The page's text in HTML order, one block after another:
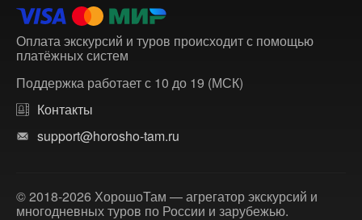
Оплата экскурсий и туров происходит с помощью
платёжных систем
Поддержка работает с 10 до 19 (МСК)
Контакты
support@horosho-tam.ru
© 2018-2026 ХорошоТам — агрегатор экскурсий и
многодневных туров по России и зарубежью.